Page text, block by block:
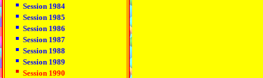
Session 1984
Session 1985
Session 1986
Session 1987
Session 1988
Session 1989
Session 1990